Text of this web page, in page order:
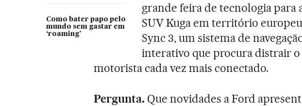
Como bater papo pelo
mundo sem gastar em
‘roaming’
grande feira de tecnologia para
SUV Kuga em território
Sync 3, um sistema de
interativo que procura distrair
motorista cada vez mais conectado.
Pergunta. Que novidades a Ford